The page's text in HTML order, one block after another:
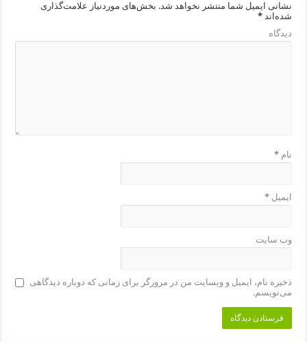
نشانی ایمیل شما منتشر نخواهد شد. بخش‌های موردنیاز علامت‌گذاری
شده‌اند*
دیدگاه
نام*
ایمیل*
وب‌ سایت
ذخیره نام، ایمیل و وبسایت من در مرورگر برای زمانی که دوباره دیدگاهی
می‌نویسم.